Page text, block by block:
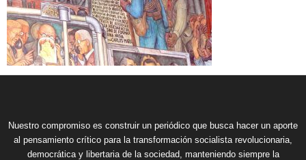
Nuestro compromiso es construir un periódico que busca hacer un aporte
al pensamiento crítico para la transformación socialista revolucionaria,
democrática y libertaria de la sociedad, manteniendo siempre la